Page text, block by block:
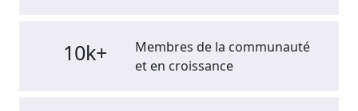
10k+
Membres de la communauté
et en croissance